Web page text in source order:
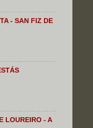
- SAN FIZ DE
LOUREIRO - A